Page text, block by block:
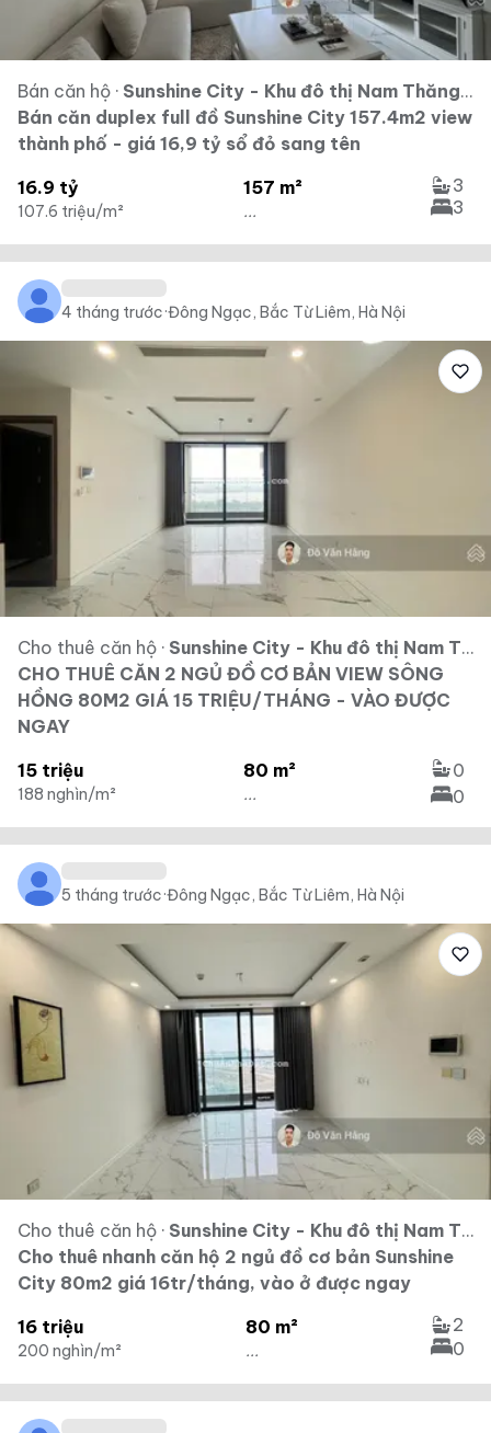
Bán căn hộ · Sunshine City - Khu đô thị Nam Thăng Long - Ciputra
Bán căn duplex full đồ Sunshine City 157.4m2 view
thành phố - giá 16,9 tỷ sổ đỏ sang tên
16.9 tỷ
107.6 triệu/m²
157 m²
...
3
3
4 tháng trước·Đông Ngạc, Bắc Từ Liêm, Hà Nội
Cho thuê căn hộ · Sunshine City - Khu đô thị Nam Thăng Long - Ciputra
CHO THUÊ CĂN 2 NGỦ ĐỒ CƠ BẢN VIEW SÔNG
HỒNG 80M2 GIÁ 15 TRIỆU/THÁNG - VÀO ĐƯỢC
NGAY
15 triệu
188 nghìn/m²
80 m²
...
0
0
5 tháng trước·Đông Ngạc, Bắc Từ Liêm, Hà Nội
Cho thuê căn hộ · Sunshine City - Khu đô thị Nam Thăng Long - Ciputra
Cho thuê nhanh căn hộ 2 ngủ đồ cơ bản Sunshine
City 80m2 giá 16tr/tháng, vào ở được ngay
16 triệu
200 nghìn/m²
80 m²
...
2
0